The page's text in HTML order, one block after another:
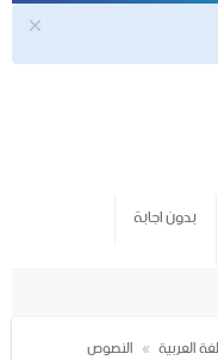
بدون اجابة
العربية النصوص